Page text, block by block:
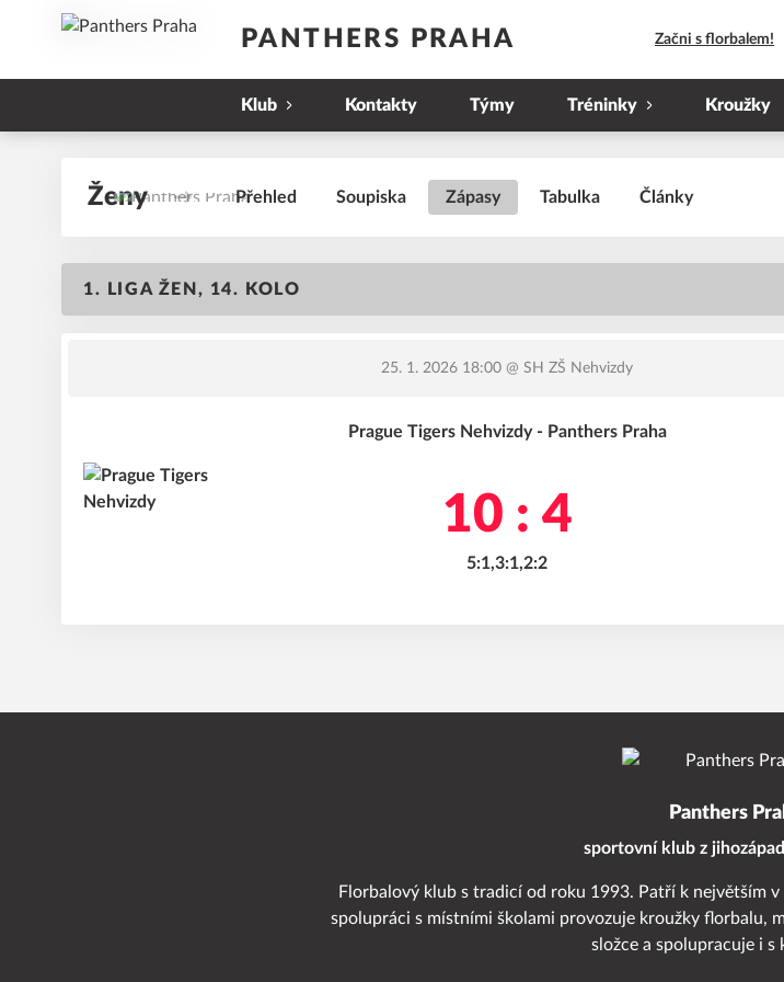
PANTHERS PRAHA Začni s florbalem!
Klub Kontakty Týmy Tréninky Kroužky
Ženy Přehled Soupiska Zápasy Tabulka Články
1. LIGA ŽEN, 14. KOLO
25. 1. 2026 18:00 @ SH ZŠ Nehvizdy
Prague Tigers Nehvizdy - Panthers Praha
10 : 4
5:1,3:1,2:2
Panthers
sportovní klub z
Florbalový klub s tradicí od roku 1993. Patří k největším v
spolupráci s místními školami provozuje kroužky florbalu,
složce a spolupracuje i s